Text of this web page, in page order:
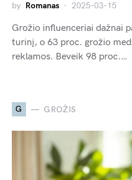
by Romanas 2025-03-15
Grožio influenceriai dažnai
turinį, o 63 proc. grožio
reklamos. Beveik 98 proc.…
G GROŽIS